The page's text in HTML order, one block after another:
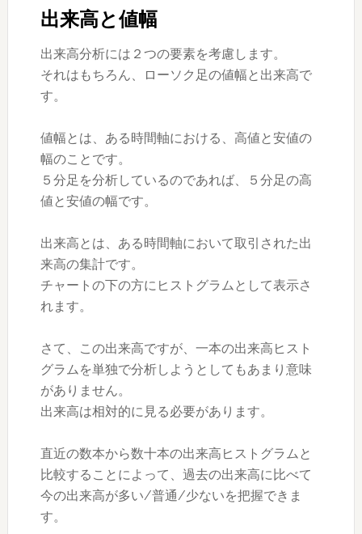
出来高と値幅
出来高分析には２つの要素を考慮します。
それはもちろん、ローソク足の値幅と出来高で
す。
値幅とは、ある時間軸における、高値と安値の
幅のことです。
５分足を分析しているのであれば、５分足の高
値と安値の幅です。
出来高とは、ある時間軸において取引された出
来高の集計です。
チャートの下の方にヒストグラムとして表示さ
れます。
さて、この出来高ですが、一本の出来高ヒスト
グラムを単独で分析しようとしてもあまり意味
がありません。
出来高は相対的に見る必要があります。
直近の数本から数十本の出来高ヒストグラムと
比較することによって、過去の出来高に比べて
今の出来高が多い/普通/少ないを把握できま
す。